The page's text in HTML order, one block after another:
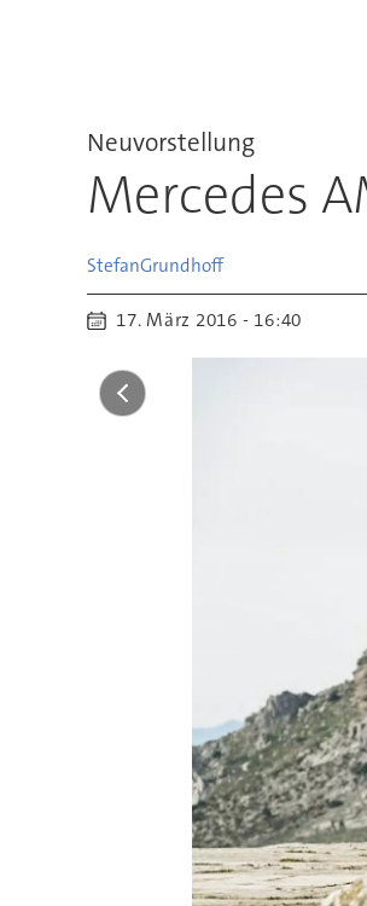
Neuvorstellung
Mercedes
StefanGrundhoff
17. März 2016 - 16:40